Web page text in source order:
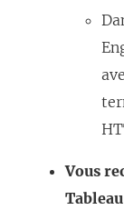
t
r
)
Vous